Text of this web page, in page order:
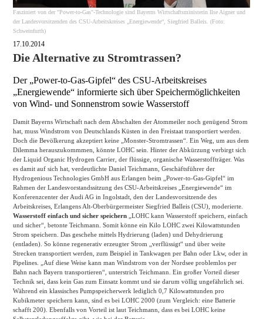
Fasziniert von der "Power-to-Gas"-Technologie sind Bayerns Wirtschaftsministerin Ilse Aigner und
der Landesvorsitzenden des CSU-Arbeitskreises „Energiewende“, Siegfried Balleis. (Foto:
Schweinfurth)
17.10.2014
Die Alternative zu Stromtrassen?
Der „Power-to-Gas-Gipfel“ des CSU-Arbeitskreises
„Energiewende“ informierte sich über Speichermöglichkeiten
von Wind- und Sonnenstrom sowie Wasserstoff
Damit Bayerns Wirtschaft nach dem Abschalten der Atommeiler noch genügend Strom
hat, muss Windstrom von Deutschlands Küsten in den Freistaat transportiert werden.
Doch die Bevölkerung akzeptiert keine „Monster-Stromtrassen“. Ein Weg, um aus dem
Dilemma herauszukommmen, könnte LOHC sein. Hinter der Abkürzung verbirgt sich
der Liquid Organic Hydrogen Carrier, der flüssige, organische Wasserstoffträger. Was
es damit auf sich hat, verdeutlichte Daniel Teichmann, Geschäftsführer der
Hydrogenious Technologies GmbH aus Erlangen beim „Power-to-Gas-Gipfel“ im
Rahmen der Landesvorstandssitzung des CSU-Arbeitskreises „Energiewende“ im
Konferenzcenter der Audi AG in Ingolstadt, den der Landesvorsitzende des
Arbeitskreises, Erlangens Alt-Oberbürgermeister Siegfried Balleis (CSU), moderierte.
Wasserstoff einfach und sicher speichern „LOHC kann Wasserstoff speichern, einfach
und sicher“, betonte Teichmann. Somit könne ein Kilo LOHC zwei Kilowattstunden
Strom speichern. Das geschehe mittels Hydrierung (laden) und Dehydrierung
(entladen). So könne regenerativ erzeugter Strom „verflüssigt“ und über weite
Strecken transportiert werden, zum Beispiel in Tankwagen per Bahn oder Lkw, oder in
Pipelines. „Auf diese Weise kann man Windstrom von der Nordsee problemlos per
Bahn nach Bayern transportieren“, unterstrich Teichmann. Ein großer Vorteil dieser
Technik sei, dass kein Gas zum Einsatz kommt und sie darum völlig ungefährlich sei.
Während ein klassisches Pumpspeicherwerk lediglich 0,7 Kilowattstunden pro
Kubikmeter speichern kann, sind es bei LOHC 2000 (zum Vergleich: eine Batterie
schafft 200). Ebenfalls von Vorteil ist laut Teichmann, dass es bei LOHC keine